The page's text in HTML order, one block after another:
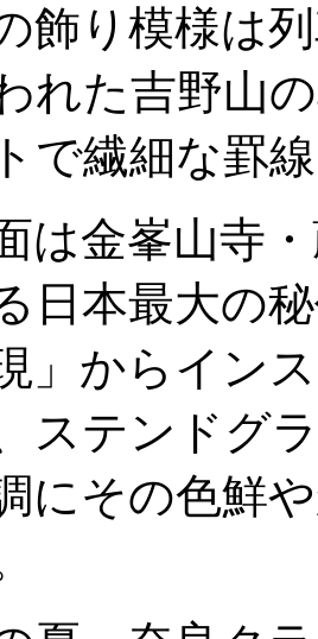
飾り模様は
れた吉野山
で繊細な罫
は金峯山寺
日本最大の
」からイン
ステンドグ
にその色鮮